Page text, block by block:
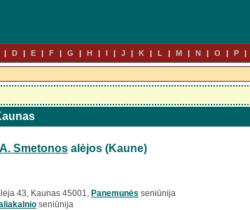
D E F G H I J K L M N O P
A. Smetonos alėjos (Kaune)
43, Kaunas 45001, Panemunės seniūnija
seniūnija